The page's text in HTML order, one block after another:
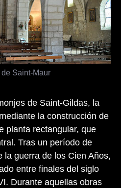
de Saint-Maur
de Saint-Gildas, la
la construcción de
planta rectangular, que
Tras un período de
la guerra de los Cien Años,
entre finales del siglo
Durante aquellas obras